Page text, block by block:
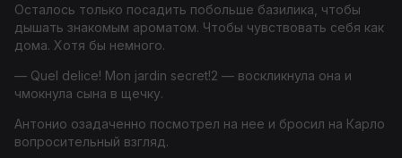
Осталось только посадить побольше базилика, чтобы
дышать знакомым ароматом. Чтобы чувствовать себя как
дома. Хотя бы немного.
— Quel delice! Mon jardin secret!2 — воскликнула она и
чмокнула сына в щечку.
Антонио озадаченно посмотрел на нее и бросил на Карло
вопросительный взгляд.